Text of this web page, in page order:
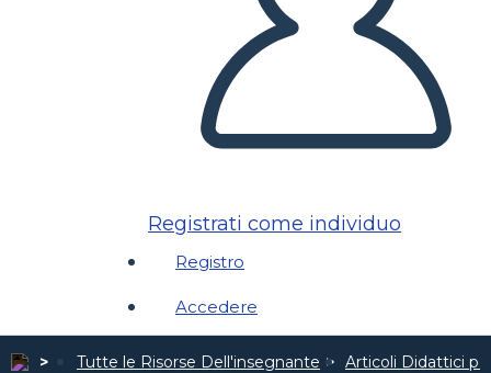
Registrati come individuo
Registro
Accedere
Tutte le Risorse Dell'insegnante Articoli Didattici